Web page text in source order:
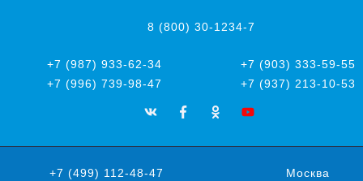
8 (800) 30-1234-7
+7 (987) 933-62-34
+7 (903) 333-59-55
+7 (996) 739-98-47
+7 (937) 213-10-53
+7 (499) 112-48-47 Москва